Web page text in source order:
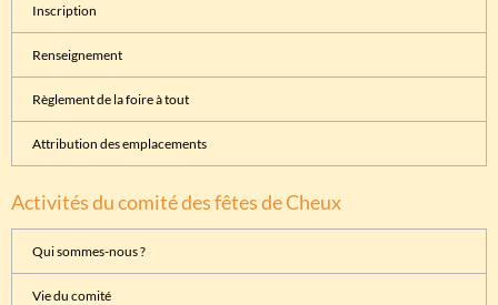
Inscription
Renseignement
Règlement de la foire à tout
Attribution des emplacements
Activités du comité des fêtes de Cheux
Qui sommes-nous ?
Vie du comité